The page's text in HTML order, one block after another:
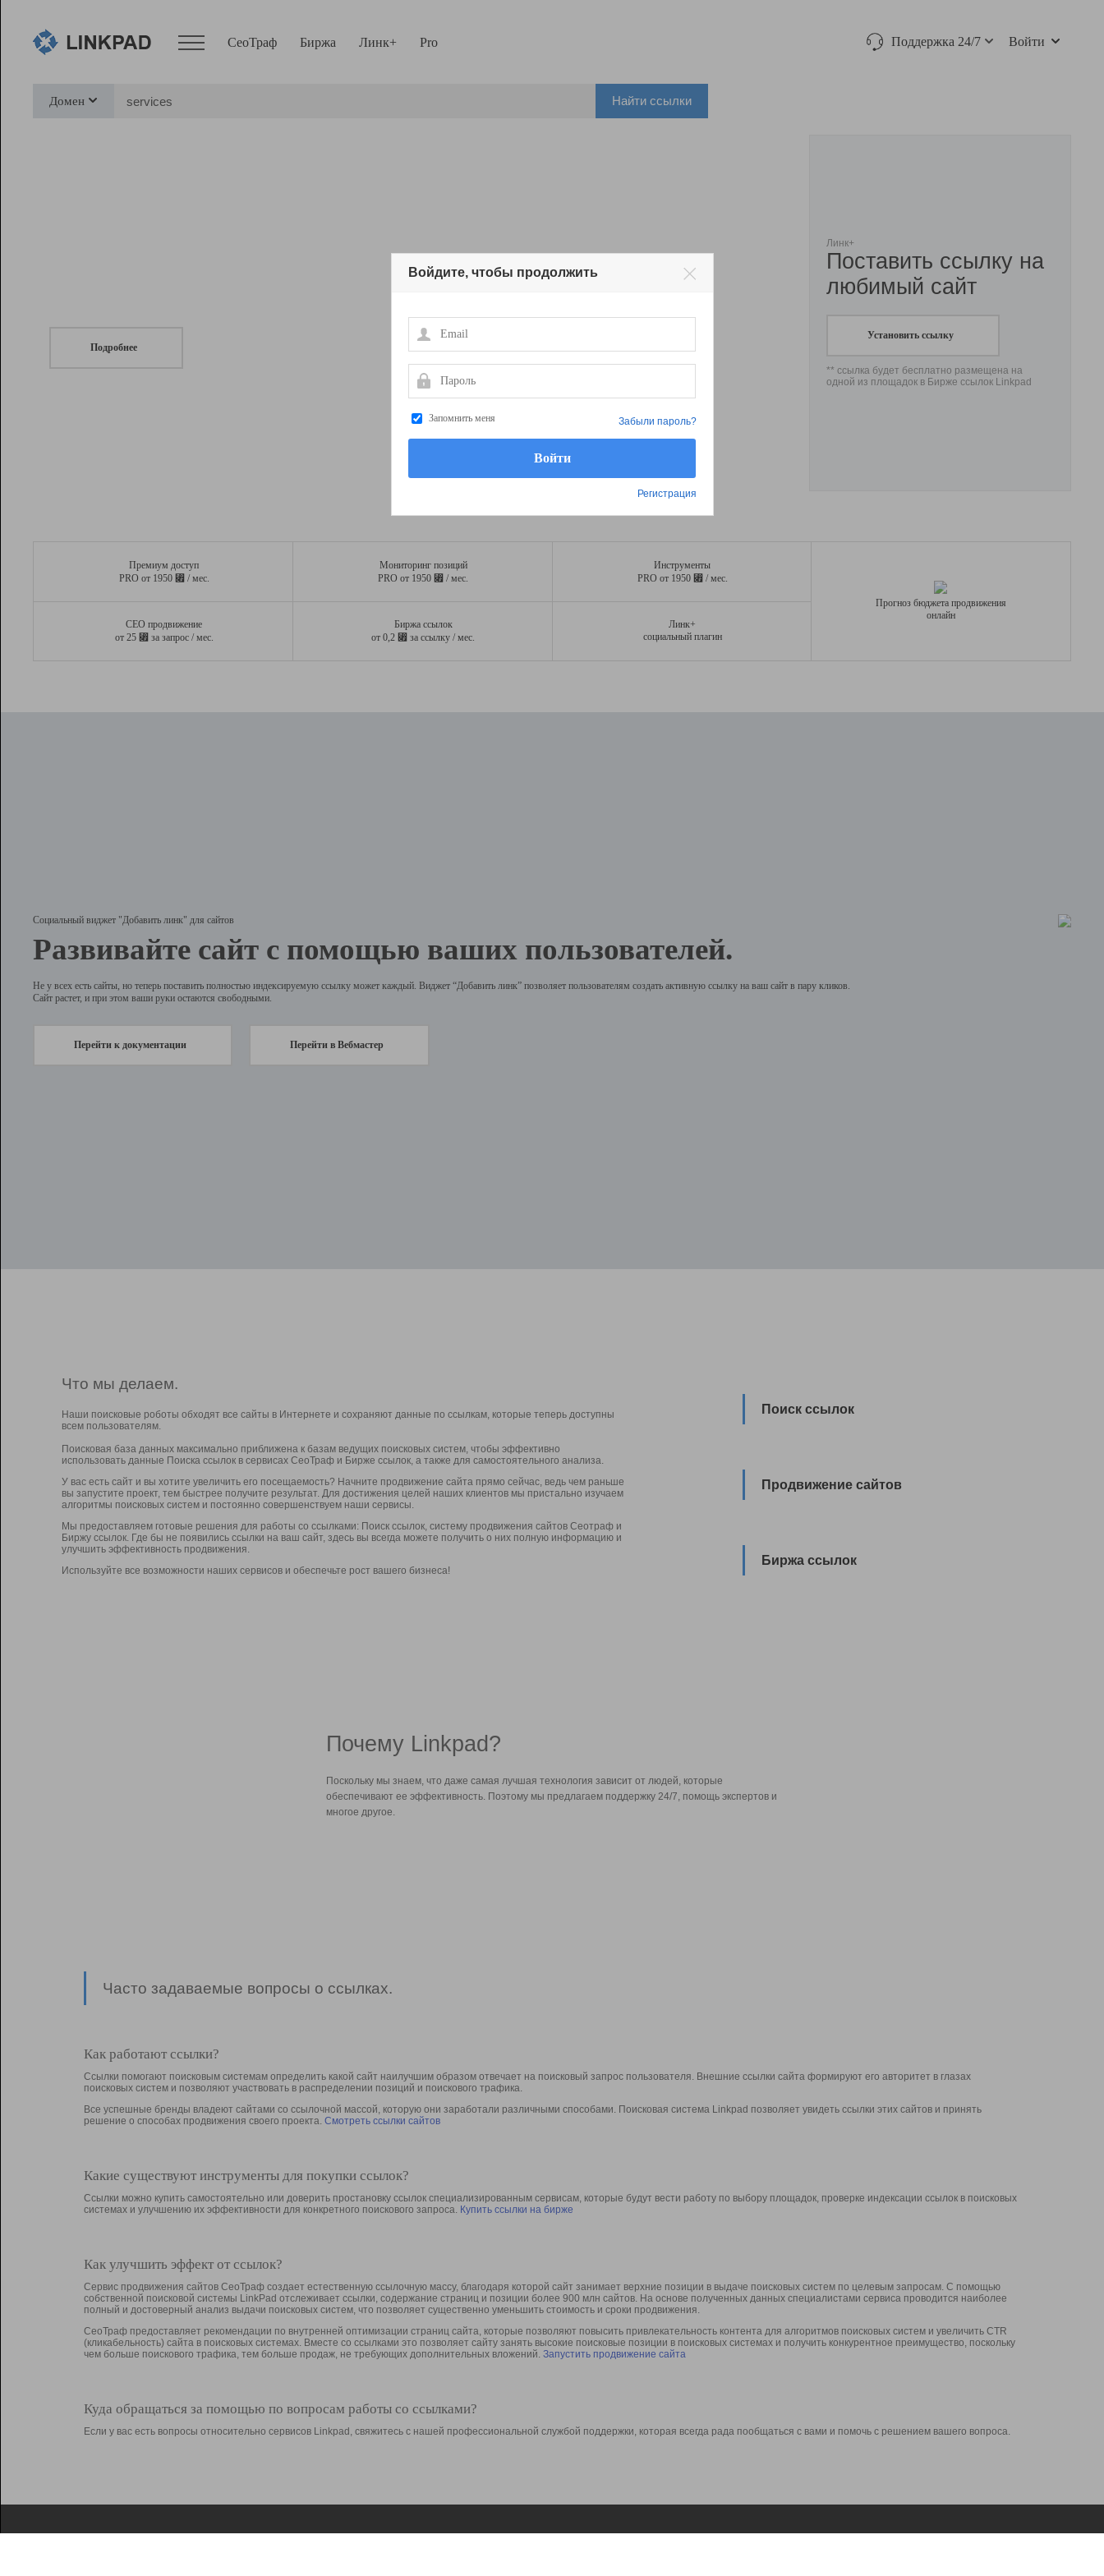
СеоТраф Биржа Линк+ Pro Поддержка 24/7 Войти
Домен Найти ссылки
Подробнее
Линк+
Поставить ссылку на
любимый сайт
Установить ссылку
** ссылка будет бесплатно размещена на
одной из площадок в Бирже ссылок Linkpad
Премиум доступ
PRO от 1950 ⃏ / мес.
Мониторинг позиций
PRO от 1950 ⃏ / мес.
Инструменты
PRO от 1950 ⃏ / мес.
СЕО продвижение
от 25 ⃏ за запрос / мес.
Биржа ссылок
от 0,2 ⃏ за ссылку / мес.
Линк+
социальный плагин
Прогноз бюджета продвижения
онлайн
Социальный виджет "Добавить линк" для сайтов
Развивайте сайт с помощью ваших пользователей.
Не у всех есть сайты, но теперь поставить полностью индексируемую ссылку может каждый. Виджет “Добавить линк” позволяет пользователям создать активную ссылку на ваш сайт в пару кликов.
Сайт растет, и при этом ваши руки остаются свободными.
Перейти к документации Перейти в Вебмастер
Что мы делаем.
Наши поисковые роботы обходят все сайты в Интернете и сохраняют данные по ссылкам, которые теперь доступны
всем пользователям.
Поисковая база данных максимально приближена к базам ведущих поисковых систем, чтобы эффективно
использовать данные Поиска ссылок в сервисах СеоТраф и Бирже ссылок, а также для самостоятельного анализа.
У вас есть сайт и вы хотите увеличить его посещаемость? Начните продвижение сайта прямо сейчас, ведь чем раньше
вы запустите проект, тем быстрее получите результат. Для достижения целей наших клиентов мы пристально изучаем
алгоритмы поисковых систем и постоянно совершенствуем наши сервисы.
Мы предоставляем готовые решения для работы со ссылками: Поиск ссылок, систему продвижения сайтов Сеотраф и
Биржу ссылок. Где бы не появились ссылки на ваш сайт, здесь вы всегда можете получить о них полную информацию и
улучшить эффективность продвижения.
Используйте все возможности наших сервисов и обеспечьте рост вашего бизнеса!
Поиск ссылок
Продвижение сайтов
Биржа ссылок
Почему Linkpad?
Поскольку мы знаем, что даже самая лучшая технология зависит от людей, которые
обеспечивают ее эффективность. Поэтому мы предлагаем поддержку 24/7, помощь экспертов и
многое другое.
Часто задаваемые вопросы о ссылках.
Как работают ссылки?
Ссылки помогают поисковым системам определить какой сайт наилучшим образом отвечает на поисковый запрос пользователя. Внешние ссылки сайта формируют его авторитет в глазах
поисковых систем и позволяют участвовать в раcпределении позиций и поискового трафика.
Все успешные бренды владеют сайтами со ссылочной массой, которую они заработали различными способами. Поисковая система Linkpad позволяет увидеть ссылки этих сайтов и принять
решение о способах продвижения своего проекта. Смотреть ссылки сайтов
Какие существуют инструменты для покупки ссылок?
Ссылки можно купить самостоятельно или доверить простановку ссылок специализированным сервисам, которые будут вести работу по выбору площадок, проверке индексации ссылок в поисковых
системах и улучшению их эффективности для конкретного поискового запроса. Купить ссылки на бирже
Как улучшить эффект от ссылок?
Сервис продвижения сайтов СеоТраф создает естественную ссылочную массу, благодаря которой сайт занимает верхние позиции в выдаче поисковых систем по целевым запросам. С помощью
собственной поисковой системы LinkPad отслеживает ссылки, содержание страниц и позиции более 900 млн сайтов. На основе полученных данных специалистами сервиса проводится наиболее
полный и достоверный анализ выдачи поисковых систем, что позволяет существенно уменьшить стоимость и сроки продвижения.
СеоТраф предоставляет рекомендации по внутренней оптимизации страниц сайта, которые позволяют повысить привлекательность контента для алгоритмов поисковых систем и увеличить CTR
(кликабельность) сайта в поисковых системах. Вместе со ссылками это позволяет сайту занять высокие поисковые позиции в поисковых системах и получить конкурентное преимущество, поскольку
чем больше поискового трафика, тем больше продаж, не требующих дополнительных вложений. Запустить продвижение сайта
Куда обращаться за помощью по вопросам работы со ссылками?
Если у вас есть вопросы относительно сервисов Linkpad, свяжитесь с нашей профессиональной службой поддержки, которая всегда рада пообщаться с вами и помочь с решением вашего вопроса.
Войдите, чтобы продолжить
Email
Пароль
Запомнить меня
Регистрация
Забыли пароль?